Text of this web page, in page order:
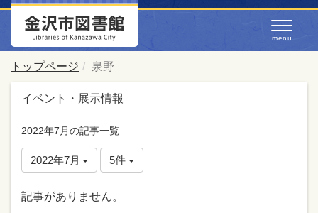
トップページ 泉野
イベント・展示情報
2022年7月の記事一覧
2022年7月 5件
記事がありません。